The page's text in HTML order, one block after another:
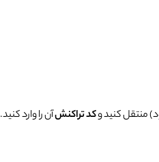
کد تراکنشآن را وارد کنید.